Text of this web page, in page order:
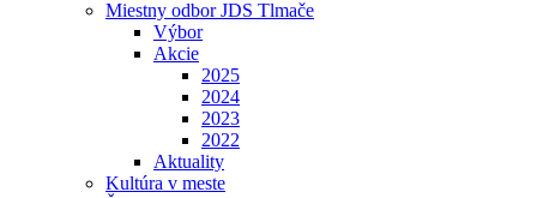
Miestny odbor JDS Tlmače
Výbor
Akcie
2025
2024
2023
2022
Aktuality
Kultúra v meste